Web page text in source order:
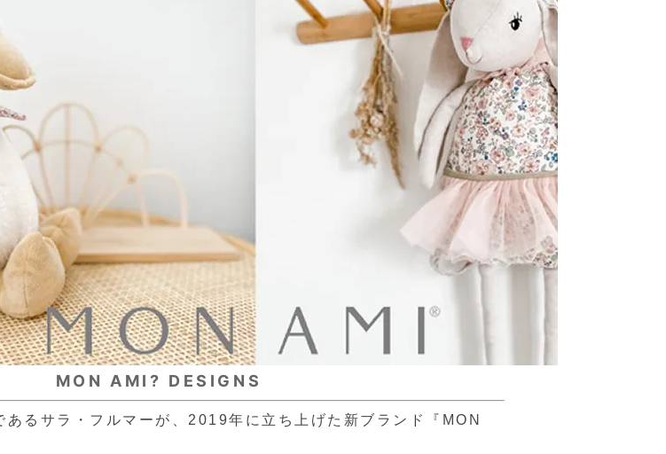
MON AMI? DESIGNS
あるサラ・フルマーが、2019年に立ち上げた新ブランド『MON